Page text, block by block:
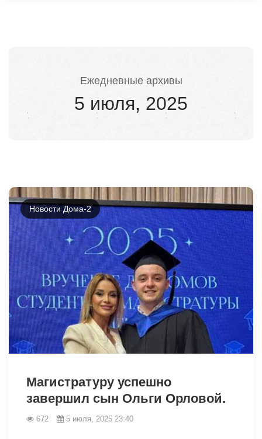
Ежедневные архивы
5 июля, 2025
Новости Дома-2
Магистратуру успешно
завершил сын Ольги Орловой.
672 5 июля, 2025 23:40